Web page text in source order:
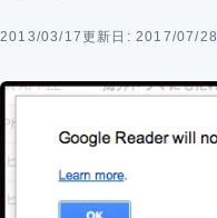
2013/03/17更新日: 2017/07/28